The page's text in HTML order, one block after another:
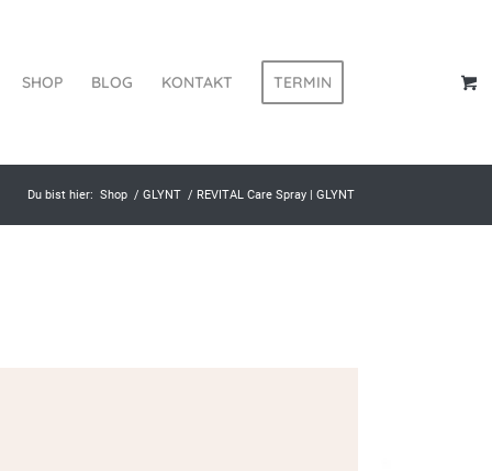
SHOP BLOG KONTAKT TERMIN
Du bist hier: Shop / GLYNT / REVITAL Care Spray | GLYNT